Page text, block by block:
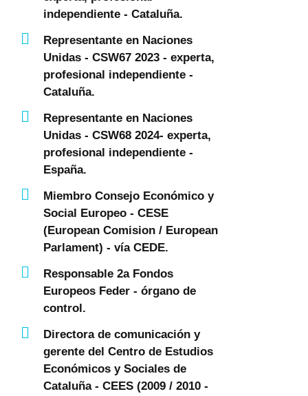
independiente - Cataluña.
Representante en Naciones
Unidas - CSW67 2023 - experta,
profesional independiente -
Cataluña.
Representante en Naciones
Unidas - CSW68 2024- experta,
profesional independiente -
España.
Miembro Consejo Económico y
Social Europeo - CESE
(European Comision / European
Parlament) - vía CEDE.
Responsable 2a Fondos
Europeos Feder - órgano de
control.
Directora de comunicación y
gerente del Centro de Estudios
Económicos y Sociales de
Cataluña - CEES (2009 / 2010 -